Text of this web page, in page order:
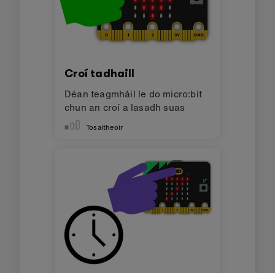
Croí tadhaill
Déan teagmháil le do micro:bit
chun an croí a lasadh suas
Tosaitheoir